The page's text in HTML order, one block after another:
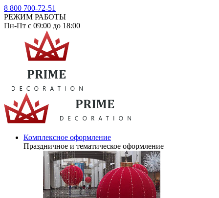
8 800 700-72-51
РЕЖИМ РАБОТЫ
Пн-Пт с 09:00 до 18:00
Комплексное оформление
Праздничное и тематическое оформление